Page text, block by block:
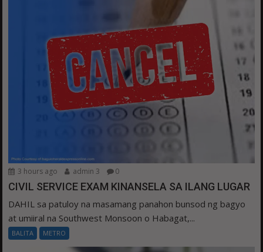
3 hours ago admin 3 0
CIVIL SERVICE EXAM KINANSELA SA ILANG LUGAR
DAHIL sa patuloy na masamang panahon bunsod ng bagyo
at umiiral na Southwest Monsoon o Habagat,...
BALITA METRO